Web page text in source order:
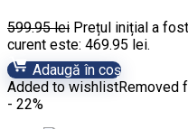
599.95lei Prețul inițial a
curent este: 469.95 lei.
Adaugă în coș
Added to wishlistRemoved
- 22%